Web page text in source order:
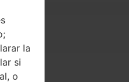
la
si
o